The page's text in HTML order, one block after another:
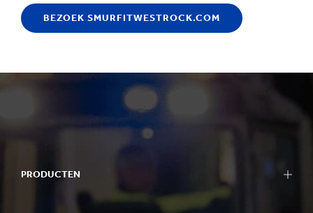
BEZOEK SMURFITWESTROCK.COM
PRODUCTEN